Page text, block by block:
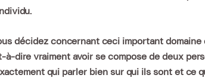
décidez concernant ceci important domaine
à-dire vraiment avoir se compose de deux
qui parler bien sur qui ils sont et ce